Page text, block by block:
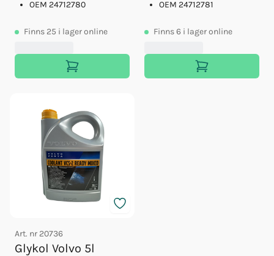
OEM 24712780
Finns 25 i lager online
OEM 24712781
Finns6 i lager online
Art. nr 20736
Glykol Volvo 5l